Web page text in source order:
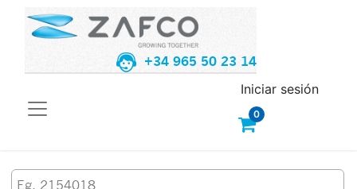
+34 965 50 23 14
0
Iniciar sesión